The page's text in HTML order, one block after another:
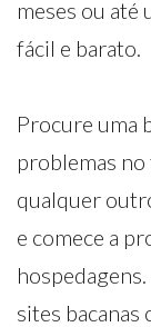
meses ou até
fácil e barato.
Procure uma
problemas
qualquer
e comece a
sites bacanas